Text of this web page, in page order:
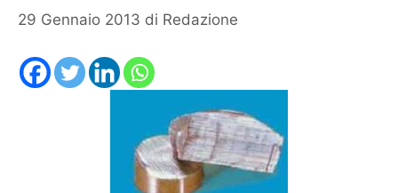
29 Gennaio 2013 di Redazione